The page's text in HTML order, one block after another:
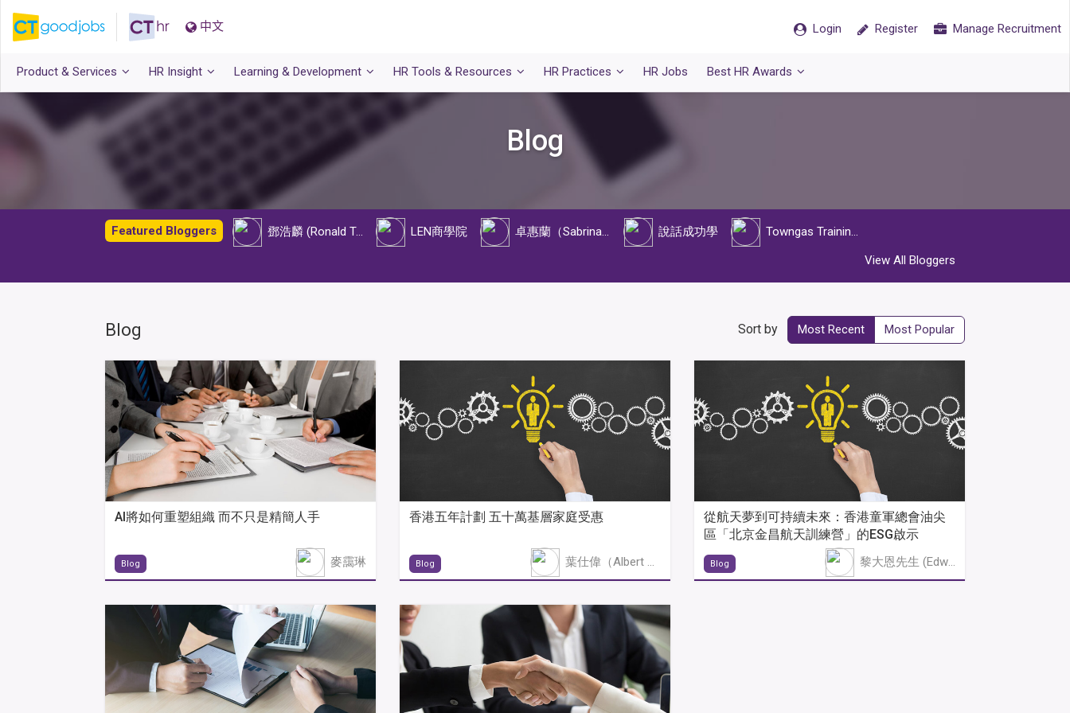
中文 Login Register Manage Recruitment
Product & Services HR Insight Learning & Development HR Tools & Resources HR Practices HR Jobs Best HR Awards
Blog
Featured Bloggers 鄧浩麟 (Ronald Tang) LEN商學院 卓惠蘭（Sabrina Cheuk） 說話成功學
Towngas Training Institute 中華煤氣培訓學院
View All Bloggers
Blog Sort by Most Recent Most Popular
AI將如何重塑組織 而不只是精簡人手
Blog 麥靄琳
香港五年計劃 五十萬基層家庭受惠
Blog 葉仕偉（Albert Yip）
從航天夢到可持續未來：香港童軍總會油尖
區「北京金昌航天訓練營」的ESG啟示
Blog 黎大恩先生 (Edward Lai)